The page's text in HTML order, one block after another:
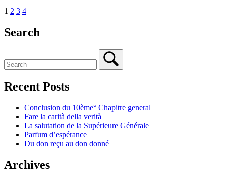
1 2 3 4
Search
Recent Posts
Conclusion du 10ème° Chapitre general
Fare la carità della verità
La salutation de la Supérieure Générale
Parfum d’espérance
Du don reçu au don donné
Archives